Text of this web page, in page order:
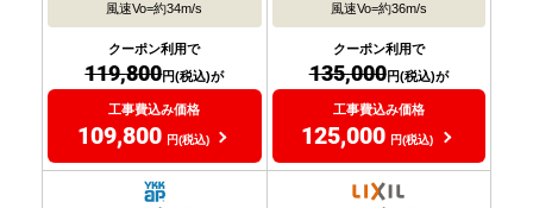
風速Vo=約34m/s
クーポン利用で
119,800円(税込)が
工事費込み価格
109,800 円(税込)
風速Vo=約36m/s
クーポン利用で
135,000円(税込)が
工事費込み価格
125,000 円(税込)